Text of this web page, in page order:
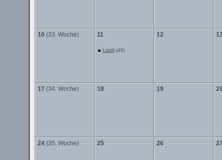
10 (33. Woche) 11
Liddll(46)
12
17 (34. Woche) 18 19
24(35. Woche) 25 26